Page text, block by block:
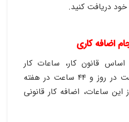
دریافت کنید.
اضافه کاری
اساس قانون کار، ساعات کار
قانونی در ایران ۸ ساعت در روز و ۴۴ ساعت در هفته
ساعات، اضافه کار قانونی